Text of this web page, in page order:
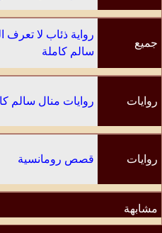
جميع
رواية ذئاب لا تعرف
سالم كاملة
روايات روايات منال سالم
روايات
مشابهة
قصص رومانسية